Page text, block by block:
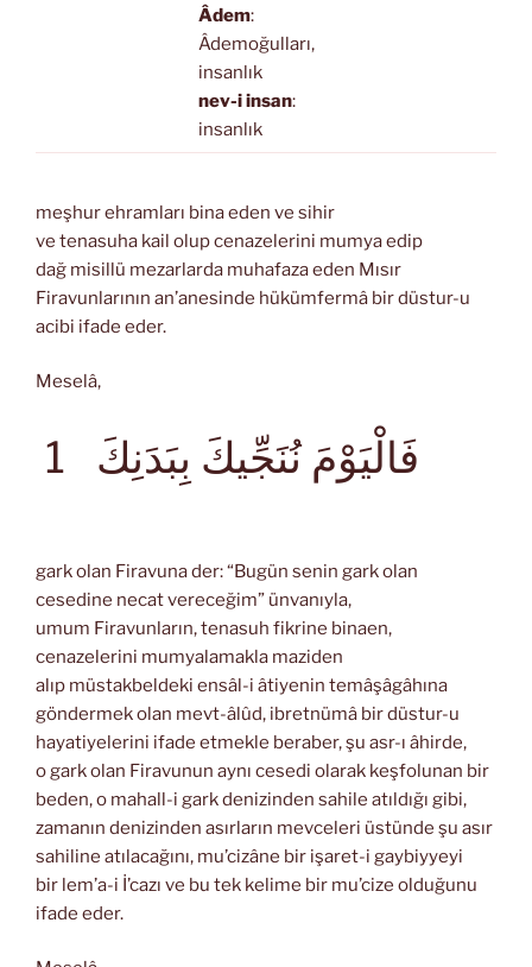
Âdem:
Âdemoğulları,
insanlık
nev-i insan:
insanlık
meşhur ehramları bina eden ve sihir
ve tenasuha kail olup cenazelerini mumya edip
dağ misillü mezarlarda muhafaza eden Mısır
Firavunlarının an’anesinde hükümfermâ bir düstur-u
acibi ifade eder.
Meselâ,
فَالْيَوْمَ نُنَجِّيكَ بِبَدَنِكَ
gark olan Firavuna der: “Bugün senin gark olan
cesedine necat vereceğim” ünvanıyla,
umum Firavunların, tenasuh fikrine binaen,
cenazelerini mumyalamakla maziden
alıp müstakbeldeki ensâl-i âtiyenin temâşâgâhına
göndermek olan mevt-âlûd, ibretnümâ bir düstur-u
hayatiyelerini ifade etmekle beraber, şu asr-ı âhirde,
o gark olan Firavunun aynı cesedi olarak keşfolunan bir
beden, o mahall-i gark denizinden sahile atıldığı gibi,
zamanın denizinden asırların mevceleri üstünde şu asır
sahiline atılacağını, mu’cizâne bir işaret-i gaybiyyeyi
bir lem’a-i İ’cazı ve bu tek kelime bir mu’cize olduğunu
ifade eder.